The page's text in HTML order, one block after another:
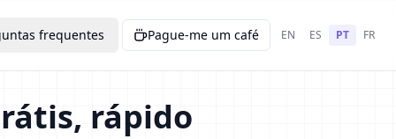
frequentes Pague-me um café EN ES PT FR
rápido